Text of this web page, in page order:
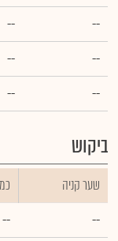
--
--
--
--
--
--
ביקוש
שער קניה
--
--